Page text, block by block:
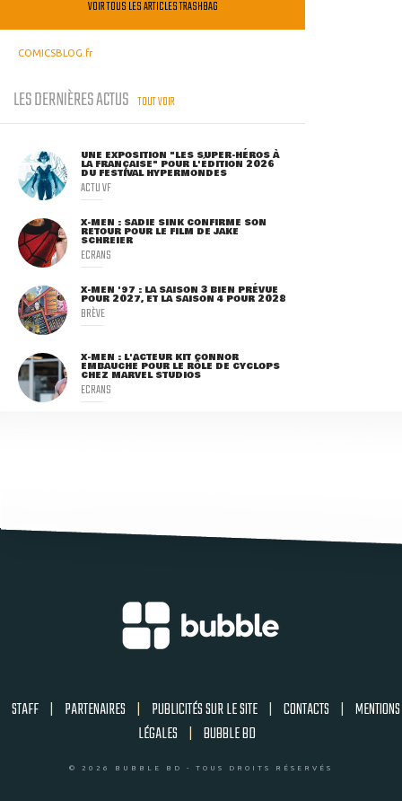
VOIR TOUS LES ARTICLES TRASHBAG
COMICSBLOG.fr
LES DERNIÈRES ACTUS TOUT VOIR
UNE EXPOSITION "LES SUPER-HÉROS À
LA FRANÇAISE" POUR L'ÉDITION 2026
DU FESTIVAL HYPERMONDES
ACTU VF
X-MEN : SADIE SINK CONFIRME SON
RETOUR POUR LE FILM DE JAKE
SCHREIER
ECRANS
X-MEN '97 : LA SAISON 3 BIEN PRÉVUE
POUR 2027, ET LA SAISON 4 POUR 2028
BRÈVE
X-MEN : L'ACTEUR KIT CONNOR
EMBAUCHÉ POUR LE RÔLE DE CYCLOPS
CHEZ MARVEL STUDIOS
ECRANS
STAFF | PARTENAIRES | PUBLICITÉS SUR LE SITE | CONTACTS | MENTIONS
LÉGALES | BUBBLE BD
© 2026 BUBBLE BD - TOUS DROITS RÉSERVÉS